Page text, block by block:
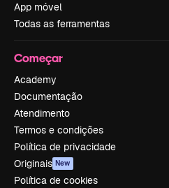
App móvel
Todas as ferramentas
Começar
Academy
Documentação
Atendimento
Termos e condições
Política de privacidade
Originais New
Política de cookies